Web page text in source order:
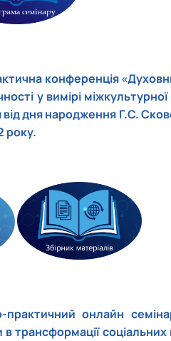
конференція
у вимірі міжкультурної
від дня народження Г.С.
року.
практичний онлайн
трансформації соціальних